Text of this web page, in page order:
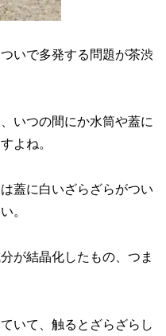
いで多発する問題が茶渋
いつの間にか水筒や蓋に
よね。
蓋に白いざらざらがつい
。
が結晶化したもの、つま
いて、触るとざらざらし